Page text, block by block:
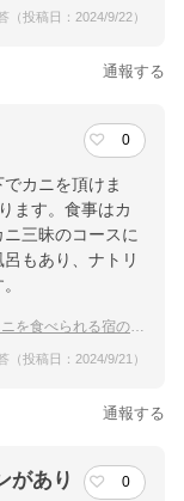
（投稿日：2024/9/22）
通報する
0
カニを頂けま
ます。食事はカ
三昧のコースに
もあり、ナトリ
られる宿のおすすめは？
（投稿日：2024/9/21）
通報する
があり
0